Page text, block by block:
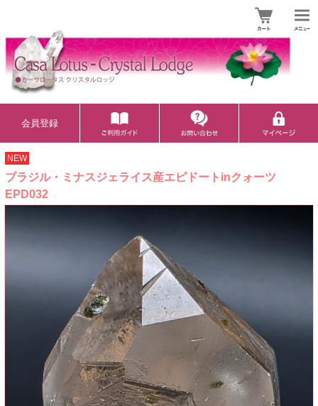
会員登録
NEW
ブラジル・ミナスジェライス産エピドートinクォーツ
EPD032